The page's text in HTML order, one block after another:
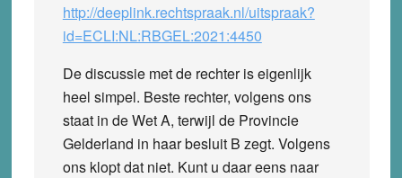
http://deeplink.rechtspraak.nl/uitspraak?
id=ECLI:NL:RBGEL:2021:4450
De discussie met de rechter is eigenlijk
heel simpel. Beste rechter, volgens ons
staat in de Wet A, terwijl de Provincie
Gelderland in haar besluit B zegt. Volgens
ons klopt dat niet. Kunt u daar eens naar